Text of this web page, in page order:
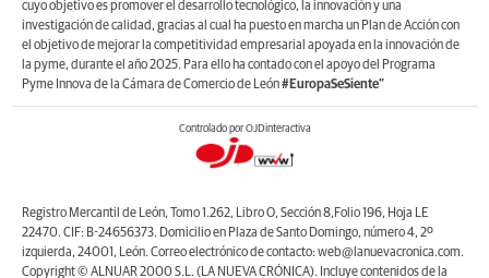
cuyo objetivo es promover el desarrollo tecnológico, la innovación y una
investigación de calidad, gracias al cual ha puesto en marcha un Plan de Acción con
el objetivo de mejorar la competitividad empresarial apoyada en la innovación de
la pyme, durante el año 2025. Para ello ha contado con el apoyo del Programa
Pyme Innova de la Cámara de Comercio de León#EuropaSeSiente”
Controlado por OJDinteractiva
Registro Mercantil de León, Tomo 1.262, Libro O, Sección 8,Folio 196, Hoja LE
22470. CIF: B-24656373. Domicilio en Plaza de Santo Domingo, número 4, 2º
izquierda, 24001, León. Correo electrónico de contacto: web@lanuevacronica.com.
Copyright © ALNUAR 2000 S.L. (LA NUEVA CRÓNICA). Incluye contenidos de la